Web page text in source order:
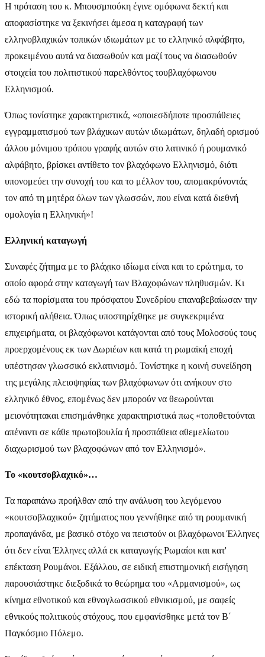
Η πρόταση του κ. Μπουσμπούκη έγινε ομόφωνα δεκτή και
αποφασίστηκε να ξεκινήσει άμεσα η καταγραφή των
ελληνοβλαχικών τοπικών ιδιωμάτων με το ελληνικό αλφάβητο,
προκειμένου αυτά να διασωθούν και μαζί τους να διασωθούν
στοιχεία του πολιτιστικού παρελθόντος τουβλαχόφωνου
Ελληνισμού.
Όπως τονίστηκε χαρακτηριστικά, «οποιεσδήποτε προσπάθειες
εγγραμματισμού των βλάχικων αυτών ιδιωμάτων, δηλαδή ορισμού
άλλου μόνιμου τρόπου γραφής αυτών στο λατινικό ή ρουμανικό
αλφάβητο, βρίσκει αντίθετο τον βλαχόφωνο Ελληνισμό, διότι
υπονομεύει την συνοχή του και το μέλλον του, απομακρύνοντάς
τον από τη μητέρα όλων των γλωσσών, που είναι κατά διεθνή
ομολογία η Ελληνική»!
Ελληνική καταγωγή
Συναφές ζήτημα με το βλάχικο ιδίωμα είναι και το ερώτημα, το
οποίο αφορά στην καταγωγή των Βλαχοφώνων πληθυσμών. Κι
εδώ τα πορίσματα του πρόσφατου Συνεδρίου επαναβεβαίωσαν την
ιστορική αλήθεια. Όπως υποστηρίχθηκε με συγκεκριμένα
επιχειρήματα, οι βλαχόφωνοι κατάγονται από τους Μολοσούς τους
προερχομένους εκ των Δωριέων και κατά τη ρωμαϊκή εποχή
υπέστησαν γλωσσικό εκλατινισμό. Τονίστηκε η κοινή συνείδηση
της μεγάλης πλειοψηφίας των βλαχόφωνων ότι ανήκουν στο
ελληνικό έθνος, επομένως δεν μπορούν να θεωρούνται
μειονότητακαι επισημάνθηκε χαρακτηριστικά πως «τοποθετούνται
απέναντι σε κάθε πρωτοβουλία ή προσπάθεια αθεμελίωτου
διαχωρισμού των βλαχοφώνων από τον Ελληνισμό».
Το «κουτσοβλαχικό»…
Τα παραπάνω προήλθαν από την ανάλυση του λεγόμενου
«κουτσοβλαχικού» ζητήματος που γεννήθηκε από τη ρουμανική
προπαγάνδα, με βασικό στόχο να πειστούν οι βλαχόφωνοι Έλληνες
ότι δεν είναι Έλληνες αλλά εκ καταγωγής Ρωμαίοι και κατ'
επέκταση Ρουμάνοι. Εξάλλου, σε ειδική επιστημονική εισήγηση
παρουσιάστηκε διεξοδικά το θεώρημα του «Αρμανισμού», ως
κίνημα εθνοτικού και εθνογλωσσικού εθνικισμού, με σαφείς
εθνικούς πολιτικούς στόχους, που εμφανίσθηκε μετά τον Β΄
Παγκόσμιο Πόλεμο.